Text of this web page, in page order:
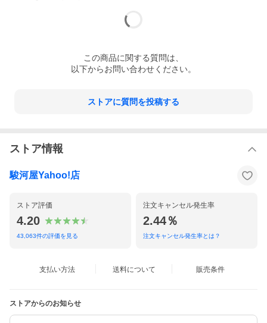
この商品に関する質問は、
以下からお問い合わせください。
ストアに質問を投稿する
ストア情報
駿河屋Yahoo!店
ストア評価
4.20
43,063件の評価を見る
注文キャンセル発生率
2.44％
注文キャンセル発生率とは？
支払い方法 送料について 販売条件
ストアからのお知らせ